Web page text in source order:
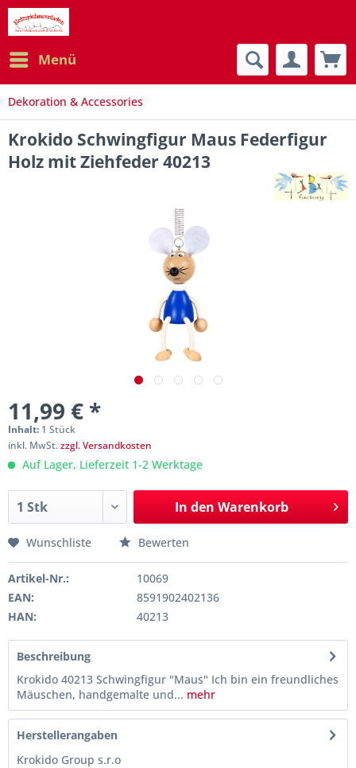
Menü
Dekoration & Accessories
Krokido Schwingfigur Maus Federfigur
Holz mit Ziehfeder 40213
11,99 € *
Inhalt: 1 Stück
inkl. MwSt.zzgl. Versandkosten
Auf Lager, Lieferzeit 1-2 Werktage
In den Warenkorb
Wunschliste Bewerten
Artikel-Nr.:
10069
EAN:
8591902402136
HAN:
40213
Beschreibung
Krokido 40213 Schwingfigur "Maus" Ich bin ein freundliches
Mäuschen, handgemalte und... mehr
Herstellerangaben
Krokido Group s.r.o